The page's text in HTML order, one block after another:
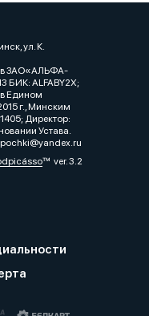
ул. К.
в ЗАО«АЛЬФА-
БИК: ALFABY2X;
Едином
г., Минским
Директор:
Устава.
ver. 3.2